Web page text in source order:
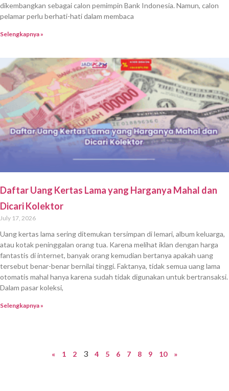
dikembangkan sebagai calon pemimpin Bank Indonesia. Namun, calon
pelamar perlu berhati-hati dalam membaca
Selengkapnya »
Daftar Uang Kertas Lama yang Harganya Mahal dan
Dicari Kolektor
July 17, 2026
Uang kertas lama sering ditemukan tersimpan di lemari, album keluarga,
atau kotak peninggalan orang tua. Karena melihat iklan dengan harga
fantastis di internet, banyak orang kemudian bertanya apakah uang
tersebut benar-benar bernilai tinggi. Faktanya, tidak semua uang lama
otomatis mahal hanya karena sudah tidak digunakan untuk bertransaksi.
Dalam pasar koleksi,
Selengkapnya »
« 1 2 3 4 5 6 7 8 9 10 »